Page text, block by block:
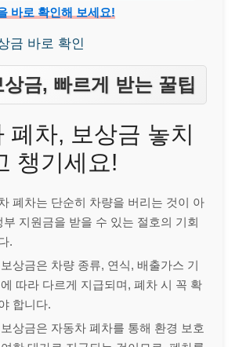
바로 확인해 보세요!
금 바로 확인
금, 빠르게 받는 꿀팁
폐차, 보상금 놓치
챙기세요!
폐차는 단순히 차량을 버리는 것이 아
부 지원금을 받을 수 있는 절호의 기회
.
상금은 차량 종류, 연식, 배출가스 기
따라 다르게 지급되며, 폐차 시 꼭 확
합니다.
상금은 자동차 폐차를 통해 환경 보호